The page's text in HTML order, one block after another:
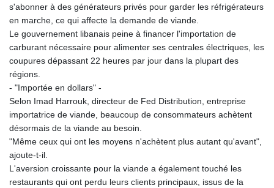
s'abonner à des générateurs privés pour garder les réfrigérateurs
en marche, ce qui affecte la demande de viande.
Le gouvernement libanais peine à financer l'importation de
carburant nécessaire pour alimenter ses centrales électriques, les
coupures dépassant 22 heures par jour dans la plupart des
régions.
- "Importée en dollars" -
Selon Imad Harrouk, directeur de Fed Distribution, entreprise
importatrice de viande, beaucoup de consommateurs achètent
désormais de la viande au besoin.
"Même ceux qui ont les moyens n'achètent plus autant qu'avant",
ajoute-t-il.
L'aversion croissante pour la viande a également touché les
restaurants qui ont perdu leurs clients principaux, issus de la